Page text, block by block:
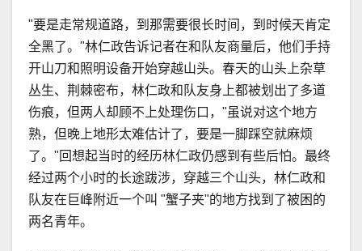
"要是走常规道路，到那需要很长时间，到时候天肯定
全黑了。"林仁政告诉记者在和队友商量后，他们手持
开山刀和照明设备开始穿越山头。春天的山头上杂草
丛生、荆棘密布，林仁政和队友身上都被划出了多道
伤痕，但两人却顾不上处理伤口，"虽说对这个地方
熟，但晚上地形太难估计了，要是一脚踩空就麻烦
了。"回想起当时的经历林仁政仍感到有些后怕。最终
经过两个小时的长途跋涉，穿越三个山头，林仁政和
队友在巨峰附近一个叫 "蟹子夹"的地方找到了被困的
两名青年。